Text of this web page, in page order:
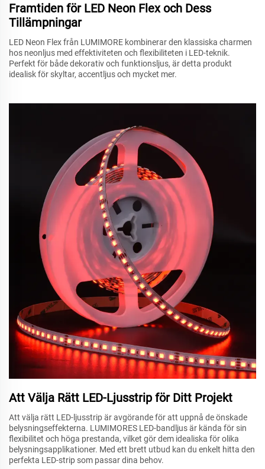
Framtiden för LED Neon Flex och Dess
Tillämpningar
LED Neon Flex från LUMIMORE kombinerar den klassiska charmen
hos neonljus med effektiviteten och flexibiliteten i LED-teknik.
Perfekt för både dekorativ och funktionsljus, är detta produkt
idealisk för skyltar, accentljus och mycket mer.
Att Välja Rätt LED-Ljusstrip för Ditt Projekt
Att välja rätt LED-ljusstrip är avgörande för att uppnå de önskade
belysningseffekterna. LUMIMORES LED-bandljus är kända för sin
flexibilitet och höga prestanda, vilket gör dem idealiska för olika
belysningsapplikationer. Med ett brett utbud kan du enkelt hitta den
perfekta LED-strip som passar dina behov.